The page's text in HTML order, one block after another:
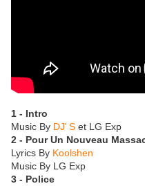
1 - Intro
Music By DJ' S et LG Exp
2 - Pour Un Nouveau
Lyrics By Koolshen
Music By LG Exp
3 - Police